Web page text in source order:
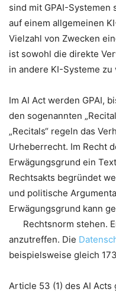
sind mit GPAI-Systemen
auf einem allgemeinen
Vielzahl von Zwecken
ist sowohl die direkte
in andere KI-Systeme zu
Im AI Act werden GPAI,
den sogenannten
„Recitals“ regeln das
Urheberrecht. Im Recht
Erwägungsgrund ein
Rechtsakts begründet
und politische
Erwägungsgrund kann
Rechtsnorm stehen.
anzutreffen. Die
beispielsweise gleich
Article 53 (1) des AI Acts